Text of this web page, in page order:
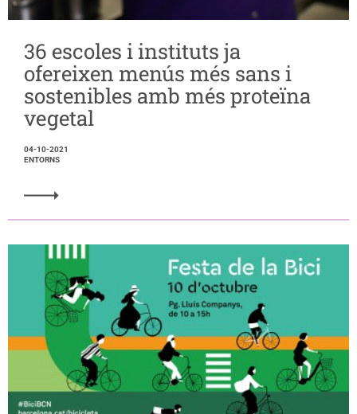
36 escoles i instituts ja
ofereixen menús més sans i
sostenibles amb més proteïna
vegetal
04-10-2021
ENTORNS